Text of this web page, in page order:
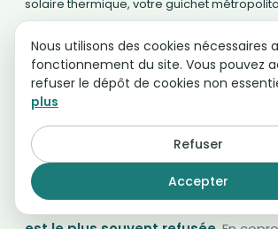
solaire thermique, votre guichet
Isolation des murs par
Techniquement le geste le plus
confort d'été, et administrativement
contraint des six départements. Dans
protégés d'Avignon, de Nice, d'Aix et
Marseille,
l'avis de l'Architecte des
France est requis et l'isolation par
Nous utilisons des cookies nécessaires
fonctionnement du site. Vous pouvez
refuser le dépôt de cookies non
plus
Refuser
Accepter